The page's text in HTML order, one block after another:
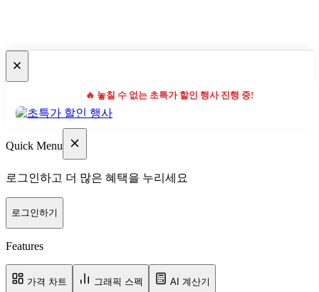
🔥 놓칠 수 없는 초특가 할인 행사 진행 중!
Quick Menu
로그인하고 더 많은 혜택을 누리세요
로그인하기
Features
가격 차트 그래픽 스펙 AI 계산기